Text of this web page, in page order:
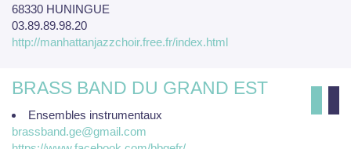
68330 HUNINGUE
03.89.89.98.20
http://manhattanjazzchoir.free.fr/index.html
BRASS BAND DU GRAND EST
Ensembles instrumentaux
brassband.ge@gmail.com